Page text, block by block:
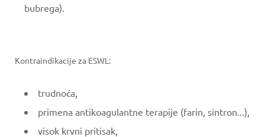
bubrega).
Kontraindikacije za ESWL:
trudnoća,
primena antikoagulantne terapije (farin, sintron...),
visok krvni pritisak,